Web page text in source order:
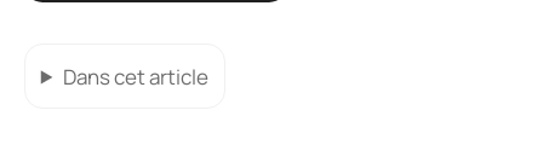
Dans cet article